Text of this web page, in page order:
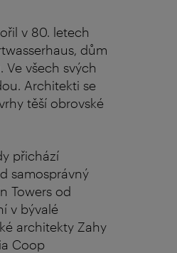
v 80. letech
dům
všech svých
Architekti se
těší obrovské
přichází
samosprávný
Towers od
v bývalé
architekty Zahy
Coop